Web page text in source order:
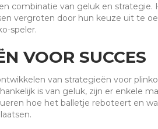
combinatie van geluk en
vergroten door hun keuze uit te
speler.
VOOR SUCCES
van strategieën voor
is van geluk, zijn er enkele
hoe het balletje reboteert en